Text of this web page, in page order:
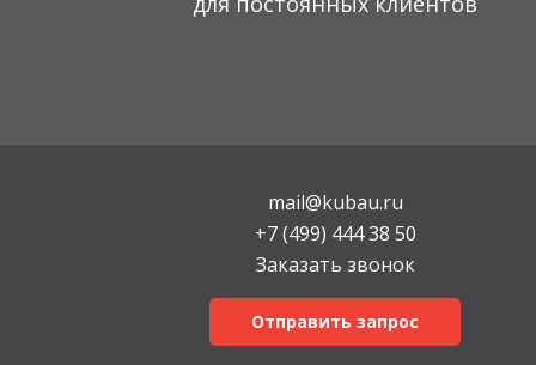
mail@kubau.ru
+7 (499) 444 38 50
Заказать звонок
Отправить запрос